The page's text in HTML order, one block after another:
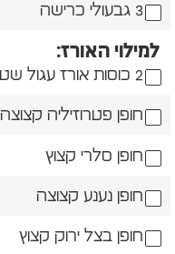
3 גבעולי כרישה
למילוי האורז:
2 כוסות אורז עגול שטוף
חופן פטרוזיליה קצוצה
חופן סלרי קצוץ
חופן נענע קצוצה
חופן בצל ירוק קצוץ